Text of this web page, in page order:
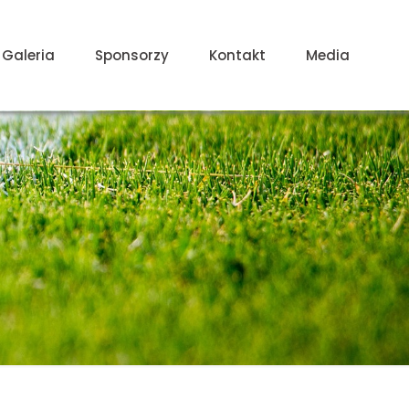
Galeria Sponsorzy Kontakt Media